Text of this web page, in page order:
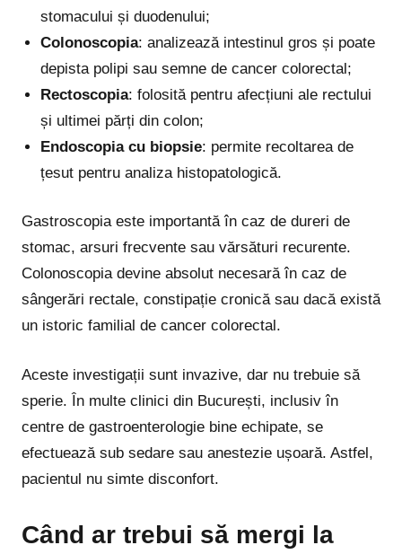
stomacului și duodenului;
Colonoscopia: analizează intestinul gros și poate
depista polipi sau semne de cancer colorectal;
Rectoscopia: folosită pentru afecțiuni ale rectului
și ultimei părți din colon;
Endoscopia cu biopsie: permite recoltarea de
țesut pentru analiza histopatologică.
Gastroscopia este importantă în caz de dureri de
stomac, arsuri frecvente sau vărsături recurente.
Colonoscopia devine absolut necesară în caz de
sângerări rectale, constipație cronică sau dacă există
un istoric familial de cancer colorectal.
Aceste investigații sunt invazive, dar nu trebuie să
sperie. În multe clinici din București, inclusiv în
centre de gastroenterologie bine echipate, se
efectuează sub sedare sau anestezie ușoară. Astfel,
pacientul nu simte disconfort.
Când ar trebui să mergi la